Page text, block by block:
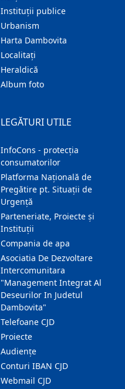
Instituţii publice
Urbanism
Harta Dambovita
Localitaţi
Heraldică
Album foto
LEGĂTURI UTILE
InfoCons - protecția
consumatorilor
Platforma Națională de
Pregătire pt. Situații de
Urgență
Parteneriate, Proiecte și
Instituții
Compania de apa
Asociatia De Dezvoltare
Intercomunitara
"Management Integrat Al
Deseurilor In Judetul
Dambovita"
Telefoane CJD
Proiecte
Audienţe
Conturi IBAN CJD
Webmail CJD